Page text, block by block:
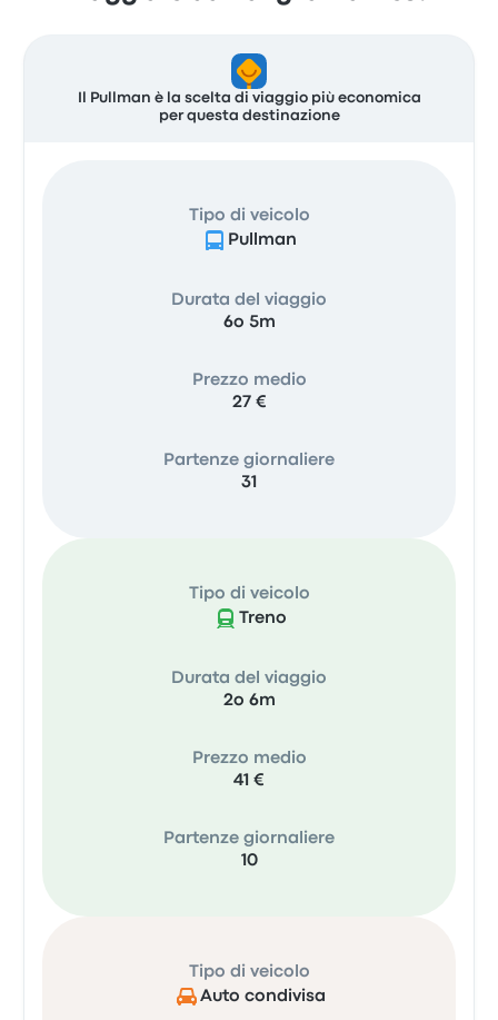
Il Pullman è la scelta di viaggio più economica
per questa destinazione
Tipo di veicolo
Pullman
Durata del viaggio
6o 5m
Prezzo medio
27 €
Partenze giornaliere
31
Tipo di veicolo
Treno
Durata del viaggio
2o 6m
Prezzo medio
41 €
Partenze giornaliere
10
Tipo di veicolo
Auto condivisa